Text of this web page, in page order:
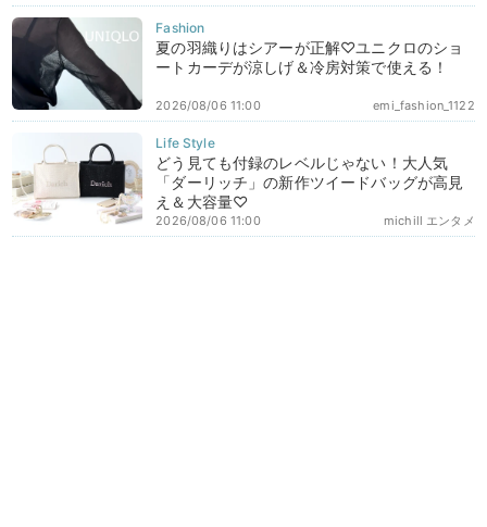
夏の羽織りはシアーが正解♡ユニクロのショ
ートカーデが涼しげ＆冷房対策で使える！
emi_fashion_1122
2026/08/06 11:00
どう見ても付録のレベルじゃない！大人気
「ダーリッチ」の新作ツイードバッグが高見
え＆大容量♡
michill エンタメ
2026/08/06 11:00